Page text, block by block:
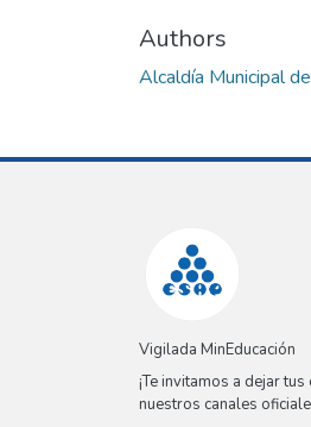
Authors
Alcaldía Municipal
Vigilada MinEducación
¡Te invitamos a dejar
nuestros canales